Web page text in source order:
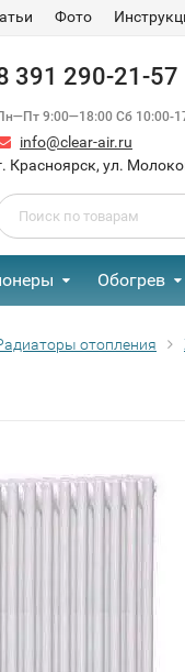
Фото
391 290-21-57
9:00—18:00 Сб 10:00-
info@clear-air.ru
Красноярск, ул.
Обогрев
отопления